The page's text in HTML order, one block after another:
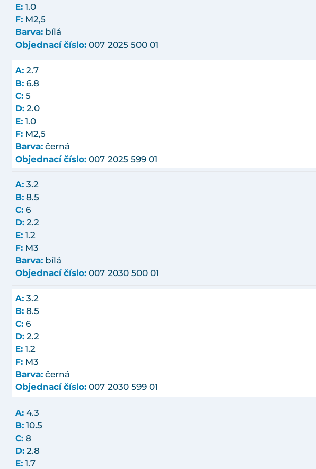
E: 1.0
F: M2,5
Barva: bílá
Objednací číslo: 007 2025 500 01
A: 2.7
B: 6.8
C: 5
D: 2.0
E: 1.0
F: M2,5
Barva: černá
Objednací číslo: 007 2025 599 01
A: 3.2
B: 8.5
C: 6
D: 2.2
E: 1.2
F: M3
Barva: bílá
Objednací číslo: 007 2030 500 01
A: 3.2
B: 8.5
C: 6
D: 2.2
E: 1.2
F: M3
Barva: černá
Objednací číslo: 007 2030 599 01
A: 4.3
B: 10.5
C: 8
D: 2.8
E: 1.7